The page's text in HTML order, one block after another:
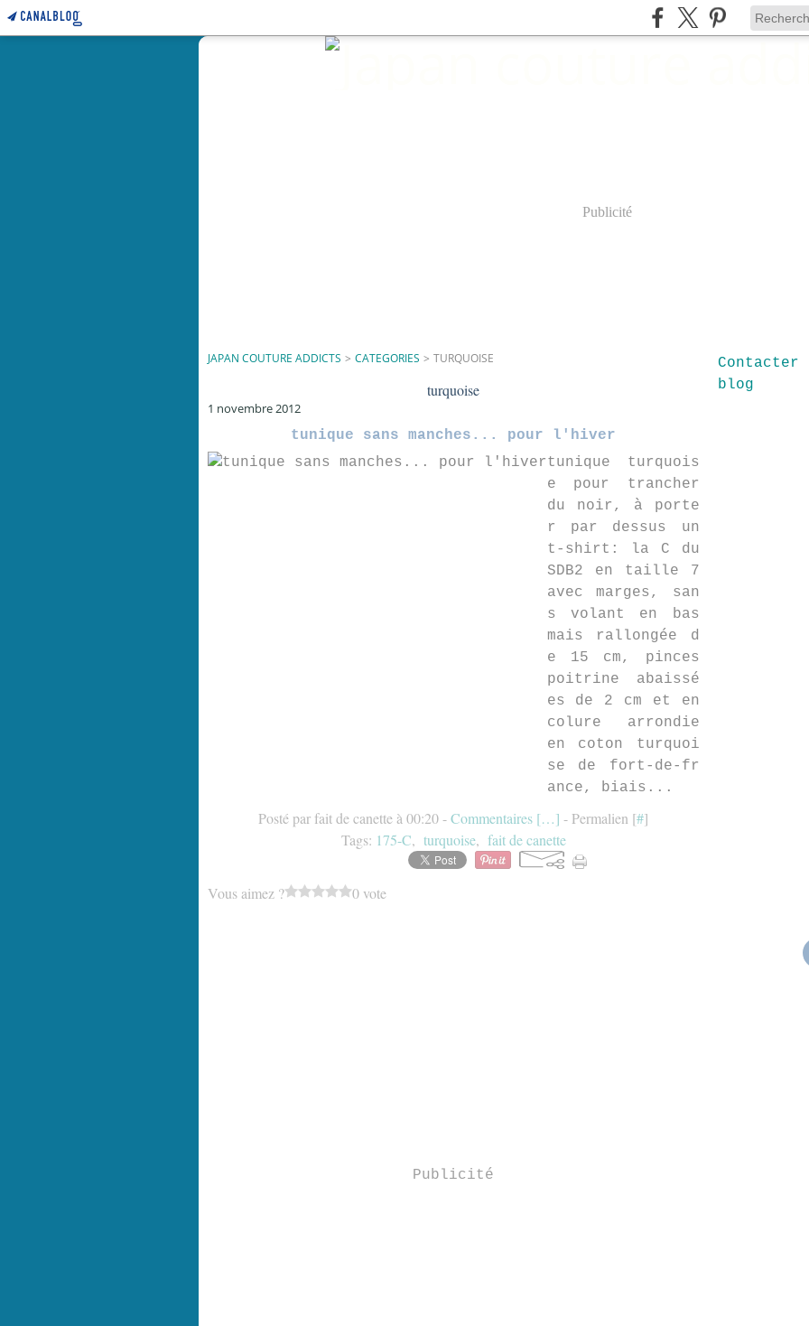
Publicité
JAPAN COUTURE ADDICTS > CATEGORIES > TURQUOISE
turquoise
1 novembre 2012
tunique sans manches... pour l'hiver
tunique turquois
e pour trancher
du noir, à porte
r par dessus un
t-shirt: la C du
SDB2 en taille 7
avec marges, san
s volant en bas
mais rallongée d
e 15 cm, pinces
poitrine abaissé
es de 2 cm et en
colure arrondie
en coton turquoi
se de fort-de-fr
ance, biais...
Posté par fait de canette à 00:20 -Commentaires […] - Permalien [#]
Tags: 175-C, turquoise, fait de canette
Vous aimez ? 0 vote
Publicité
blog